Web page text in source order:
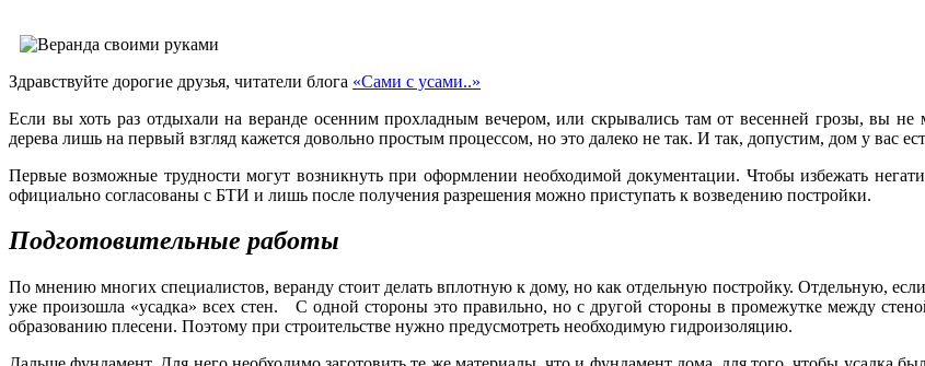
Здравствуйте дорогие друзья, читатели блога «Сами с усами..»
Если вы хоть раз отдыхали на веранде осенним прохладным вечером, или скрывались там от весенней грозы, вы не
дерева лишь на первый взгляд кажется довольно простым процессом, но это далеко не так. И так, допустим, дом у вас
Первые возможные трудности могут возникнуть при оформлении необходимой документации. Чтобы избежать
официально согласованы с БТИ и лишь после получения разрешения можно приступать к возведению постройки.
Подготовительные работы
По мнению многих специалистов, веранду стоит делать вплотную к дому, но как отдельную постройку. Отдельную,
уже произошла «усадка» всех стен. С одной стороны это правильно, но с другой стороны в промежутке между
образованию плесени. Поэтому при строительстве нужно предусмотреть необходимую гидроизоляцию.